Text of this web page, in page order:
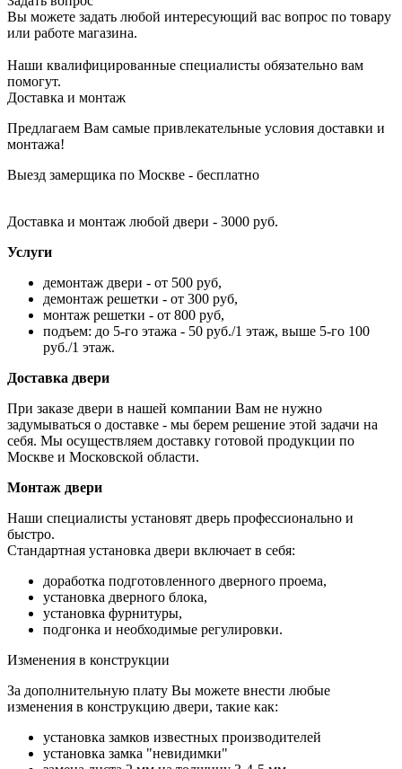
Вы можете задать любой интересующий вас вопрос по товару
или работе магазина.
Наши квалифицированные специалисты обязательно вам
помогут.
Доставка и монтаж
Предлагаем Вам самые привлекательные условия доставки и
монтажа!
Выезд замерщика по Москве - бесплатно
Доставка и монтаж любой двери - 3000 руб.
Услуги
демонтаж двери - от 500 руб,
демонтаж решетки - от 300 руб,
монтаж решетки - от 800 руб,
подъем: до 5-го этажа - 50 руб./1 этаж, выше 5-го 100
руб./1 этаж.
Доставка двери
При заказе двери в нашей компании Вам не нужно
задумываться о доставке - мы берем решение этой задачи на
себя. Мы осуществляем доставку готовой продукции по
Москве и Московской области.
Монтаж двери
Наши специалисты установят дверь профессионально и
быстро.
Стандартная установка двери включает в себя:
доработка подготовленного дверного проема,
установка дверного блока,
установка фурнитуры,
подгонка и необходимые регулировки.
Изменения в конструкции
За дополнительную плату Вы можете внести любые
изменения в конструкцию двери, такие как:
установка замков известных производителей
установка замка "невидимки"